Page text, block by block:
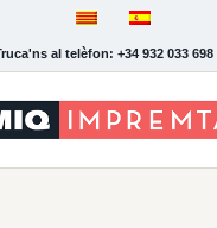
al telèfon: +34 932 033 698